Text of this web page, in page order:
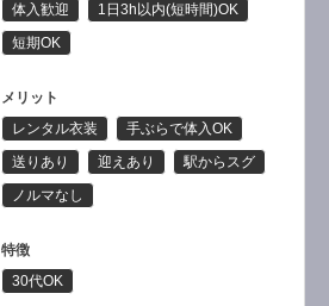
体入歓迎
1日3h以内(短時間)OK
短期OK
メリット
レンタル衣装
手ぶらで体入OK
送りあり
迎えあり
駅からスグ
ノルマなし
特徴
30代OK